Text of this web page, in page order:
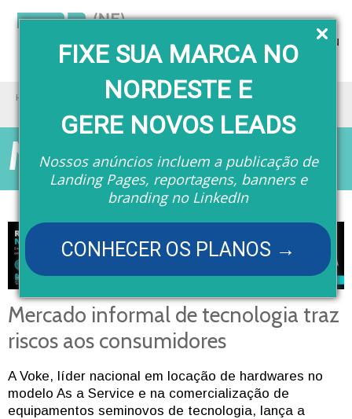
FIXE SUA MARCA NO
NORDESTE E
GERE NOVOS LEADS
Nossos anúncios incluem a publicação de
Landing Pages, reportagens, banners e
branding no LinkedIn
CONHECER OS PLANOS →
Menu
Home
Matérias
Mercado informal de tecnologia traz
riscos aos consumidores
A Voke, líder nacional em locação de hardwares no
modelo As a Service e na comercialização de
equipamentos seminovos de tecnologia, lança a